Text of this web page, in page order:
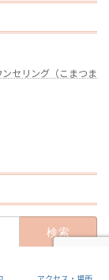
セリング（こまつま